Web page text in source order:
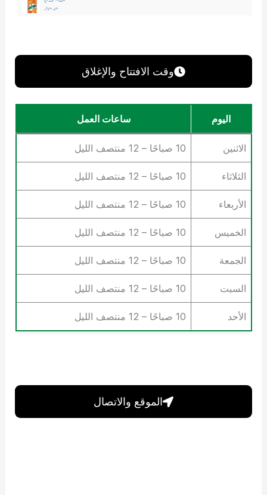
وقت الافتتاح والإغلاق
اليوم ساعات العمل
الاثنين 10 صباحًا – 12 منتصف الليل
الثلاثاء 10 صباحًا – 12 منتصف الليل
الأربعاء 10 صباحًا – 12 منتصف الليل
الخميس 10 صباحًا – 12 منتصف الليل
الجمعة 10 صباحًا – 12 منتصف الليل
السبت 10 صباحًا – 12 منتصف الليل
الأحد 10 صباحًا – 12 منتصف الليل
الموقع والاتصال